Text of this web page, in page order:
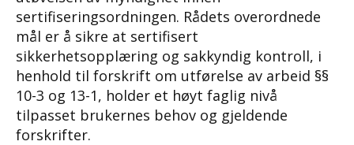
sertifiseringsordningen. Rådets overordnede
mål er å sikre at sertifisert
sikkerhetsopplæring og sakkyndig kontroll, i
henhold til forskrift om utførelse av arbeid §§
10-3 og 13-1, holder et høyt faglig nivå
tilpasset brukernes behov og gjeldende
forskrifter.